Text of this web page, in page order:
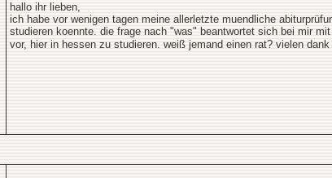
hallo ihr lieben,
ich habe vor wenigen tagen meine allerletzte muendliche
studieren koennte. die frage nach "was" beantwortet sich bei mir
vor, hier in hessen zu studieren. weiß jemand einen rat? vielen